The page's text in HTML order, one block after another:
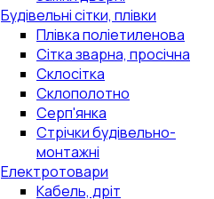
Будівельні сітки, плівки
Плівка поліетиленова
Сітка зварна, просічна
Склосітка
Склополотно
Серп'янка
Стрічки будівельно-
монтажні
Електротовари
Кабель, дріт